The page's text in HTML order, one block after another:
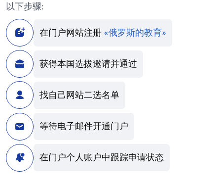
以下步骤:
在门户网站注册 «俄罗斯的教育»
获得本国选拔邀请并通过
找自己网站二选名单
等待电子邮件开通门户
在门户个人账户中跟踪申请状态